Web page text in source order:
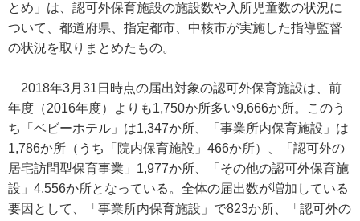
とめ」は、認可外保育施設の施設数や入所児童数の状況に
ついて、都道府県、指定都市、中核市が実施した指導監督
の状況を取りまとめたもの。
2018年3月31日時点の届出対象の認可外保育施設は、前
年度（2016年度）よりも1,750か所多い9,666か所。このう
ち「ベビーホテル」は1,347か所、「事業所内保育施設」は
1,786か所（うち「院内保育施設」466か所）、「認可外の
居宅訪問型保育事業」1,977か所、「その他の認可外保育施
設」4,556か所となっている。全体の届出数が増加している
要因として、「事業所内保育施設」で823か所、「認可外の